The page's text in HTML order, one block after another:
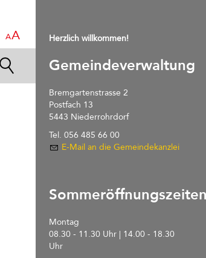
AA Herzlich willkommen!
Gemeindeverwaltung
Bremgartenstrasse 2
Postfach 13
5443 Niederrohrdorf
Tel. 056 485 66 00
E-Mail an die Gemeindekanzlei
Montag
08.30 - 11.30 Uhr | 14.00 - 18.30
Uhr